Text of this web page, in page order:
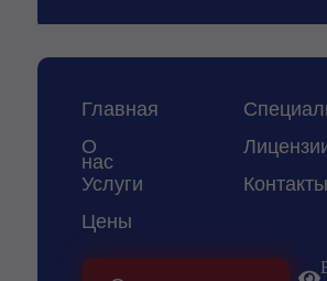
Главная
О
нас
Услуги
Цены
Контакты